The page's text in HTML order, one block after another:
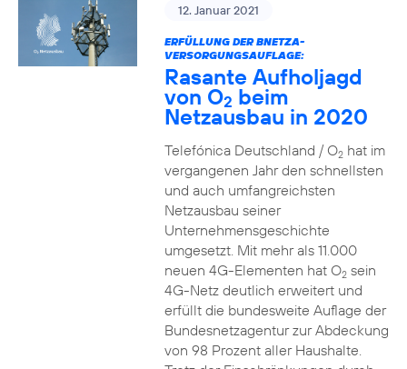
12. Januar 2021
ERFÜLLUNG DER BNETZA-
VERSORGUNGSAUFLAGE:
Rasante Aufholjagd
von O2 beim
Netzausbau in 2020
Telefónica Deutschland / O2hat im
vergangenen Jahr den schnellsten
und auch umfangreichsten
Netzausbau seiner
Unternehmensgeschichte
umgesetzt. Mit mehr als 11.000
neuen 4G-Elementen hat O2sein
4G-Netz deutlich erweitert und
erfüllt die bundesweite Auflage der
Bundesnetzagentur zur Abdeckung
von 98 Prozent aller Haushalte.